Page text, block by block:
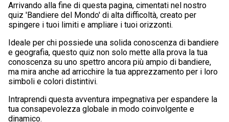
Arrivando alla fine di questa pagina, cimentati nel nostro
quiz 'Bandiere del Mondo' di alta difficoltà, creato per
spingere i tuoi limiti e ampliare i tuoi orizzonti.
Ideale per chi possiede una solida conoscenza di bandiere
e geografia, questo quiz non solo mette alla prova la tua
conoscenza su uno spettro ancora più ampio di bandiere,
ma mira anche ad arricchire la tua apprezzamento per i loro
simboli e colori distintivi.
Intraprendi questa avventura impegnativa per espandere la
tua consapevolezza globale in modo coinvolgente e
dinamico.